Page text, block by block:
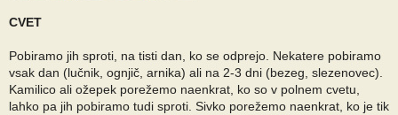
CVET
Pobiramo jih sproti, na tisti dan, ko se odprejo. Nekatere pobiramo
vsak dan (lučnik, ognjič, arnika) ali na 2-3 dni (bezeg, slezenovec).
Kamilico ali ožepek porežemo naenkrat, ko so v polnem cvetu,
lahko pa jih pobiramo tudi sproti. Sivko porežemo naenkrat, ko je tik